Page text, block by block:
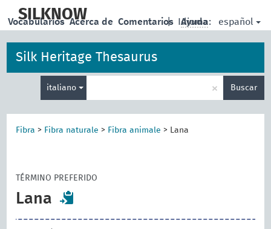
main
SILKNOW | Idioma: español
Vocabularios Acerca de Comentarios Ayuda
Silk Heritage Thesaurus
italiano × Buscar
Fibra > Fibra naturale > Fibra animale > Lana
TÉRMINO PREFERIDO
Lana